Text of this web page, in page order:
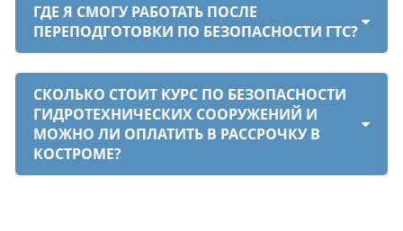
ГДЕ Я СМОГУ РАБОТАТЬ ПОСЛЕ
ПЕРЕПОДГОТОВКИ ПО БЕЗОПАСНОСТИ ГТС?
СКОЛЬКО СТОИТ КУРС ПО БЕЗОПАСНОСТИ
ГИДРОТЕХНИЧЕСКИХ СООРУЖЕНИЙ И
МОЖНО ЛИ ОПЛАТИТЬ В РАССРОЧКУ В
КОСТРОМЕ?